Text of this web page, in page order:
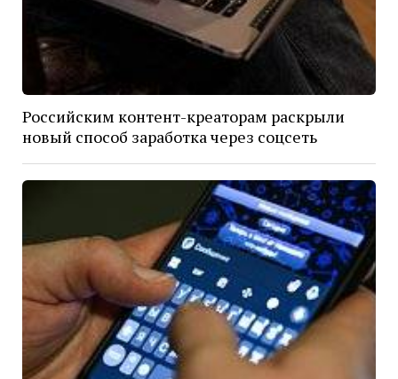
Российским контент-креаторам раскрыли
новый способ заработка через соцсеть